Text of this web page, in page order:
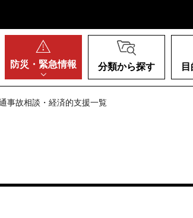
防災・ 緊急情報 分類から探す
事故相談・経済的支援一覧